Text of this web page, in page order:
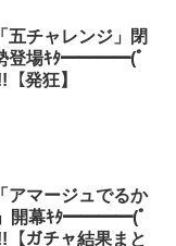
五チャレンジ」閉
登場ｷﾀ━━━━(ﾟ
発狂】
アマージュでるか
」開幕ｷﾀ━━━━(ﾟ
チャ結果まと